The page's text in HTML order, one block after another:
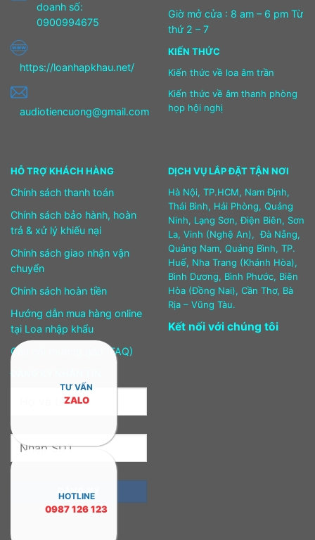
doanh số:
0900994675
https://loanhapkhau.net/
audiotiencuong@gmail.com
Giờ mở cửa : 8 am – 6 pm Từ
thứ 2 – 7
KIẾN THỨC
Kiến thức về loa âm trần
Kiến thức về âm thanh phòng
họp hội nghị
HỖ TRỢ KHÁCH HÀNG
Chính sách thanh toán
Chính sách bảo hành, hoàn
trả & xử lý khiếu nại
Chính sách giao nhận vận
chuyển
Chính sách hoàn tiền
Hướng dẫn mua hàng online
tại Loa nhập khẩu
Câu hỏi thường gặp (FAQ)
DỊCH VỤ LẮP ĐẶT TẬN NƠI
Hà Nội, TP.HCM, Nam Định,
Thái Bình, Hải Phòng, Quảng
Ninh, Lạng Sơn, Điện Biên, Sơn
La, Vinh (Nghệ An), Đà Nẵng,
Quảng Nam, Quảng Bình, TP.
Huế, Nha Trang (Khánh Hòa),
Bình Dương, Bình Phước, Biên
Hòa (Đồng Nai), Cần Thơ, Bà
Rịa – Vũng Tàu.
Kết nối với chúng tôi
TƯ VẤN
ZALO
HOTLINE
0987 126 123